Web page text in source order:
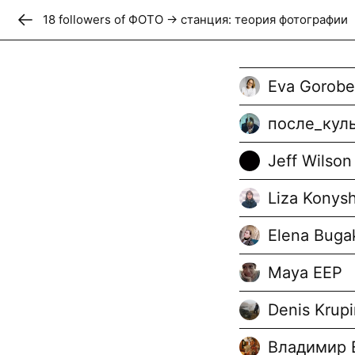
ФОТО →
Самиздат о
ФОТО → станции
известных теоретиков и
18 followers of ФОТО → станция: теория фотографии
Eva
Jeff Wilson
Liza
Elena
Maya EEP
Denis
Владимир